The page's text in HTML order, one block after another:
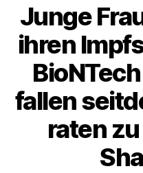
Junge
ihren
fallen
raten